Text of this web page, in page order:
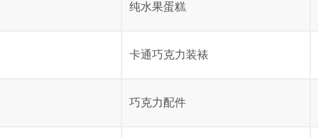
纯水果蛋糕
卡通巧克力装裱
巧克力配件